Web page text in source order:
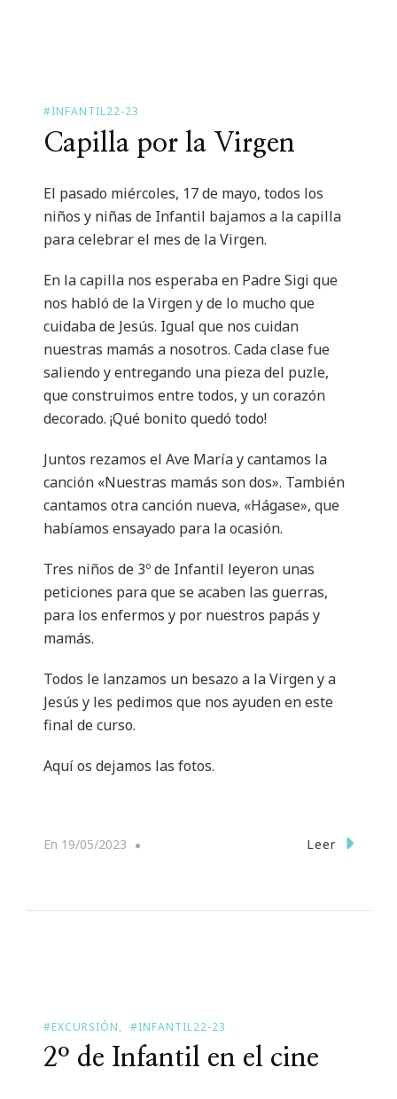
#INFANTIL22-23
Capilla por la Virgen
El pasado miércoles, 17 de mayo, todos los
niños y niñas de Infantil bajamos a la capilla
para celebrar el mes de la Virgen.
En la capilla nos esperaba en Padre Sigi que
nos habló de la Virgen y de lo mucho que
cuidaba de Jesús. Igual que nos cuidan
nuestras mamás a nosotros. Cada clase fue
saliendo y entregando una pieza del puzle,
que construimos entre todos, y un corazón
decorado. ¡Qué bonito quedó todo!
Juntos rezamos el Ave María y cantamos la
canción «Nuestras mamás son dos». También
cantamos otra canción nueva, «Hágase», que
habíamos ensayado para la ocasión.
Tres niños de 3º de Infantil leyeron unas
peticiones para que se acaben las guerras,
para los enfermos y por nuestros papás y
mamás.
Todos le lanzamos un besazo a la Virgen y a
Jesús y les pedimos que nos ayuden en este
final de curso.
Aquí os dejamos las fotos.
En 19/05/2023 Leer
#EXCURSIÓN #INFANTIL22-23
2º de Infantil en el cine